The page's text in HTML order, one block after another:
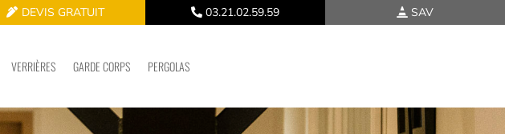
DEVIS GRATUIT 03.21.02.59.59 SAV
VERRIÈRES GARDE CORPS PERGOLAS